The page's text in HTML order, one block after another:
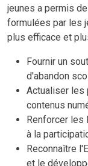
jeunes a permis
formulées par les
plus efficace et
Fournir un
d'abandon
Actualiser les
contenus
Renforcer les
à la
Reconnaître
et le